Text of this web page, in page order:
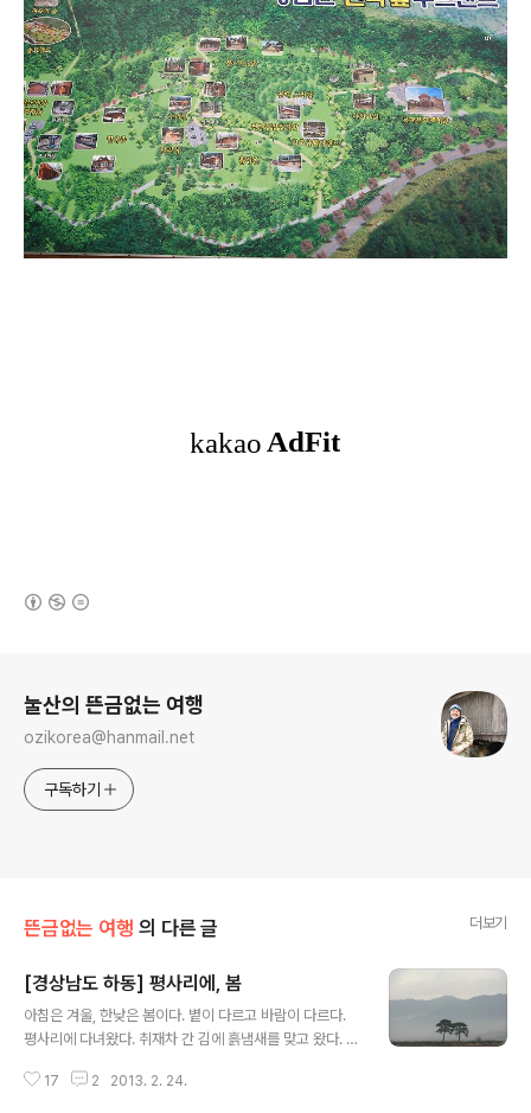
눌산의 뜬금없는 여행
ozikorea@hanmail.net
구독하기
뜬금없는 여행 의 다른 글 더보기
[경상남도 하동] 평사리에, 봄
아침은 겨울, 한낮은 봄이다. 볕이 다르고 바람이 다르다.
평사리에 다녀왔다. 취재차 간 김에 흙냄새를 맞고 왔다. 파
평야 한가운데 부부 소나무. 언제인가 부터 사진작가들에
17 2 2013. 2. 24.